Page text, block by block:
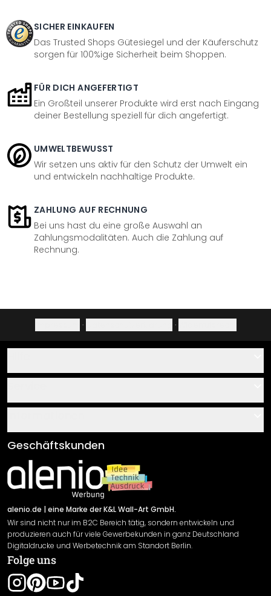
SICHER EINKAUFEN
Das Trusted Shops Gütesiegel und der Käuferschutz
sorgen für 100%ige Sicherheit beim Shoppen.
FÜR DICH ANGEFERTIGT
Ein Großteil unserer Produkte wird erst nach Eingang
deiner Bestellung speziell für dich angefertigt.
UMWELTBEWUSST
Wir setzen uns aktiv für den Schutz der Umwelt ein
und entwickeln nachhaltige Produkte.
ZAHLUNG AUF RECHNUNG
Bei uns hast du eine große Auswahl an
Zahlungsmodalitäten. Auch die Zahlung auf
Rechnung.
· ·
Über uns
Klebe- und Montageanleitungen
Newsletter An-/Abmeldung
Sendungsverfolgung
AGB
Impressum
Versand & Zahlung
Rücksendung
Widerrufsrecht
Datenschutzerklärung
Gewährleistung
Leistungserklärung / CE-Zeichen
Geschäftskunden
alenio.de | eine Marke der K&L Wall-Art GmbH.
Wir sind nicht nur im B2C Bereich tätig, sondern entwickeln und
produzieren auch für viele Gewerbekunden in ganz Deutschland
Digitaldrucke und Werbetechnik am Standort Berlin.
Folge uns